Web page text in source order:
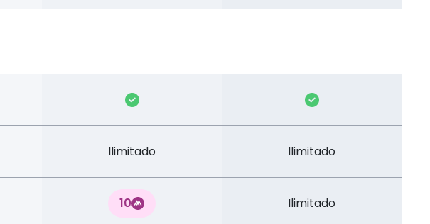
Ilimitado Ilimitado
10 Ilimitado